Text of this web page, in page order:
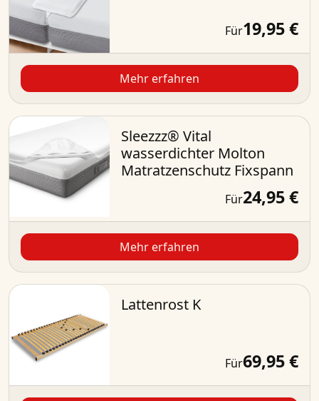
Für19,95 €
Mehr erfahren
Sleezzz® Vital
wasserdichter Molton
Matratzenschutz Fixspann
Für24,95 €
Mehr erfahren
Lattenrost K
Für69,95 €